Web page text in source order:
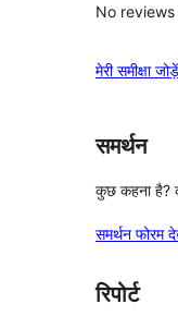
No
मेरी समीक्षा जोड़ें
समर्थन
कुछ कहना है?
समर्थन फोरम
रिपोर्ट